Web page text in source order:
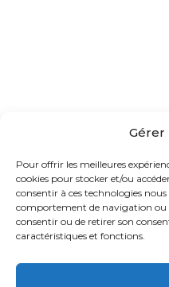
Gérer
Pour offrir les meilleures
cookies pour stocker et/ou
consentir à ces technologies
comportement de navigation ou
consentir ou de retirer son
caractéristiques et fonctions.